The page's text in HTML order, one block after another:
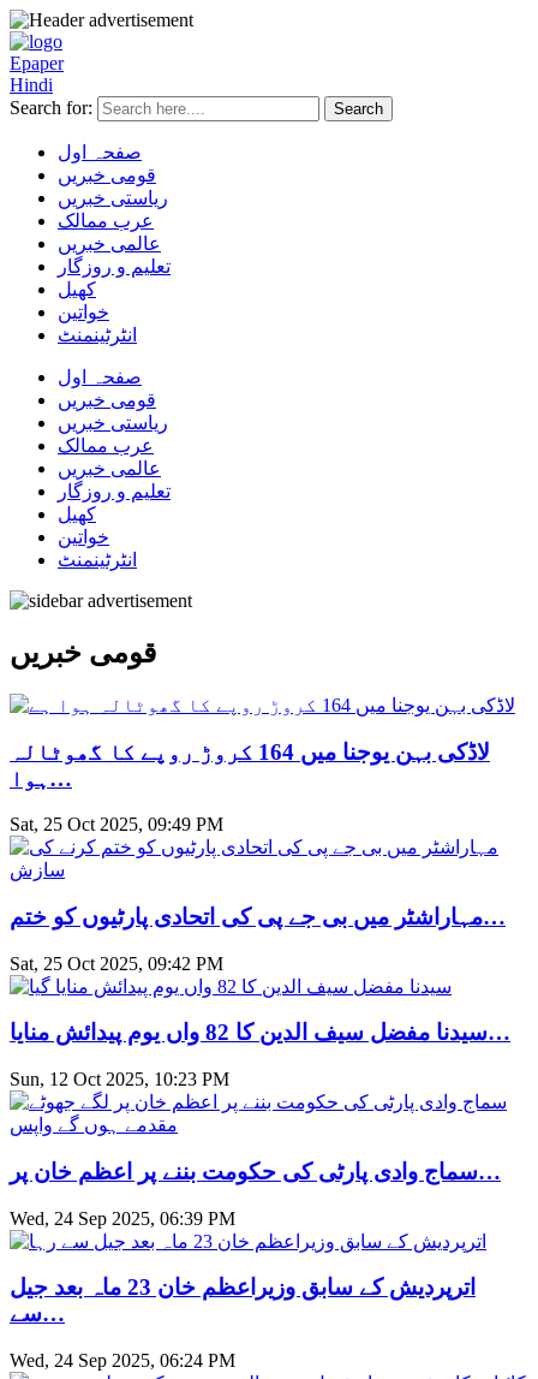
Epaper
Hindi
Search for:
صفحہ اول
قومی خبریں
ریاستی خبریں
عرب ممالک
عالمی خبریں
تعلیم و روزگار
کھیل
خواتین
انٹرٹینمنٹ
صفحہ اول
قومی خبریں
ریاستی خبریں
عرب ممالک
عالمی خبریں
تعلیم و روزگار
کھیل
خواتین
انٹرٹینمنٹ
قومی خبریں
لاڈکی بہن یوجنا میں 164 کروڑ روپے کا گھوٹالہ
ہوا…
Sat, 25 Oct 2025, 09:49 PM
مہاراشٹر میں بی جے پی کی اتحادی پارٹیوں کو ختم…
Sat, 25 Oct 2025, 09:42 PM
سیدنا مفضل سیف الدین کا 82 واں یوم پیدائش منایا…
Sun, 12 Oct 2025, 10:23 PM
سماج وادی پارٹی کی حکومت بننے پر اعظم خان پر…
Wed, 24 Sep 2025, 06:39 PM
اترپردیش کے سابق وزیراعظم خان 23 ماہ بعد جیل
سے…
Wed, 24 Sep 2025, 06:24 PM